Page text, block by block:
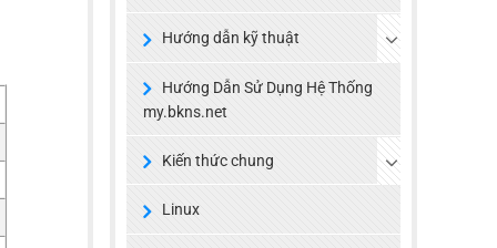
Hướng dẫn kỹ thuật
Hướng Dẫn Sử Dụng Hệ Thống
my.bkns.net
Kiến thức chung
Linux